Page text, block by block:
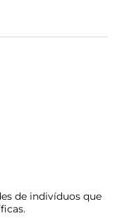
de indivíduos que